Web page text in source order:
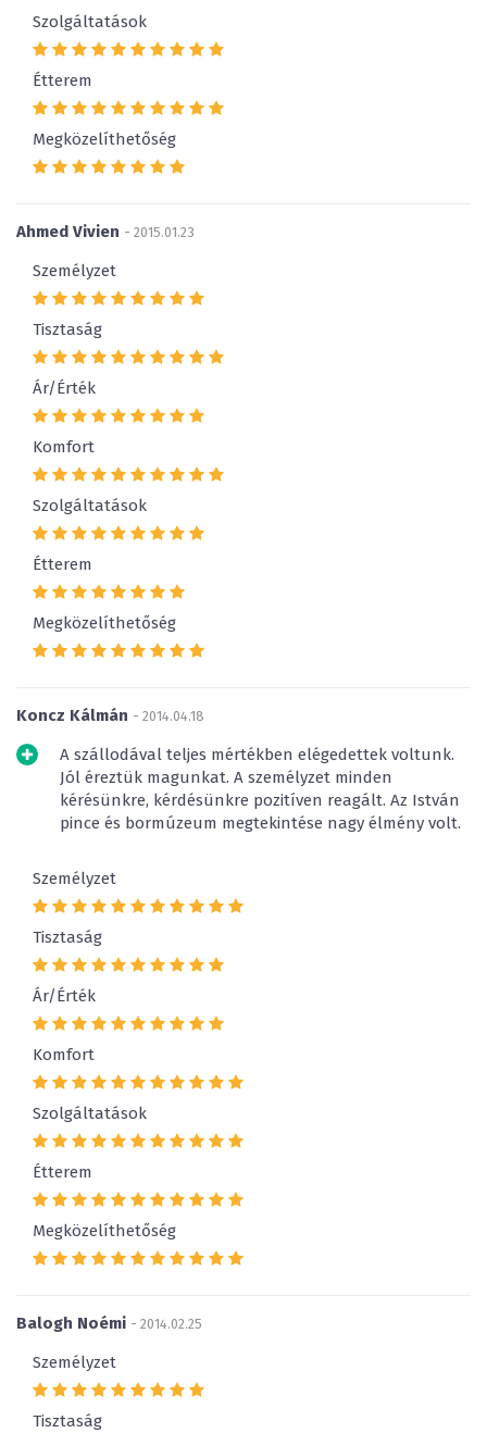
Szolgáltatások
Étterem
Megközelíthetőség
Ahmed Vivien - 2015.01.23
Személyzet
Tisztaság
Ár/Érték
Komfort
Szolgáltatások
Étterem
Megközelíthetőség
Koncz Kálmán - 2014.04.18
A szállodával teljes mértékben elégedettek voltunk.
Jól éreztük magunkat. A személyzet minden
kérésünkre, kérdésünkre pozitíven reagált. Az István
pince és bormúzeum megtekintése nagy élmény volt.
Személyzet
Tisztaság
Ár/Érték
Komfort
Szolgáltatások
Étterem
Megközelíthetőség
Balogh Noémi - 2014.02.25
Személyzet
Tisztaság